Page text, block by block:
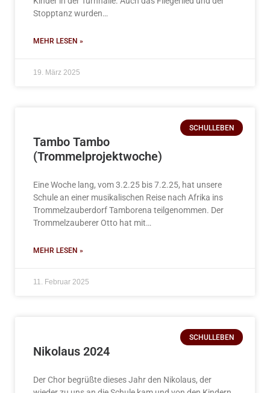
Stopptanz wurden…
MEHR LESEN »
19. März 2025
SCHULLEBEN
Tambo Tambo
(Trommelprojektwoche)
Eine Woche lang, vom 3.2.25 bis 7.2.25, hat unsere
Schule an einer musikalischen Reise nach Afrika ins
Trommelzauberdorf Tamborena teilgenommen. Der
Trommelzauberer Otto hat mit…
MEHR LESEN »
11. Februar 2025
SCHULLEBEN
Nikolaus 2024
Der Chor begrüßte dieses Jahr den Nikolaus, der